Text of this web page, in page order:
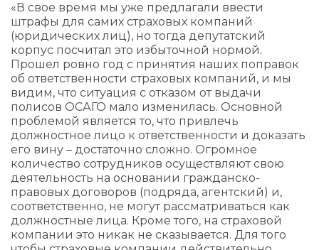
«В свое время мы уже предлагали ввести
штрафы для самих страховых компаний
(юридических лиц), но тогда депутатский
корпус посчитал это избыточной нормой.
Прошел ровно год с принятия наших поправок
об ответственности страховых компаний, и мы
видим, что ситуация с отказом от выдачи
полисов ОСАГО мало изменилась. Основной
проблемой является то, что привлечь
должностное лицо к ответственности и доказать
его вину – достаточно сложно. Огромное
количество сотрудников осуществляют свою
деятельность на основании гражданско-
правовых договоров (подряда, агентский) и,
соответственно, не могут рассматриваться как
должностные лица. Кроме того, на страховой
компании это никак не сказывается. Для того